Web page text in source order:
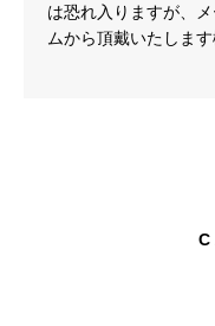
は恐れ入りますが、
ムから頂戴いたしま